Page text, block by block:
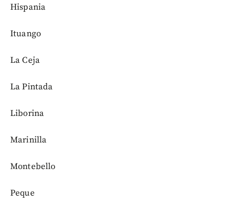
Hispania
Ituango
La Ceja
La Pintada
Liborina
Marinilla
Montebello
Peque